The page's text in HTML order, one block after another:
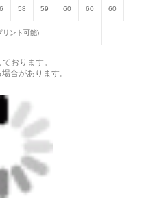
58 59 60 60 60
リント可能)
おります。
合があります。